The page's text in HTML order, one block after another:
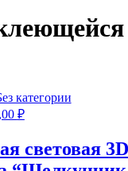
категории
₽
световая